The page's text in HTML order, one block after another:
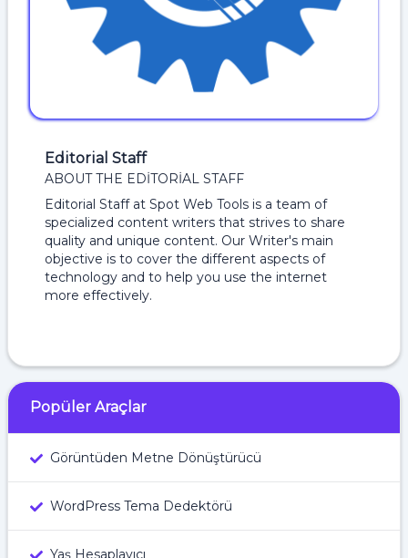
Editorial Staff
ABOUT THE EDITORIAL STAFF
Editorial Staff at Spot Web Tools is a team of
specialized content writers that strives to share
quality and unique content. Our Writer's main
objective is to cover the different aspects of
technology and to help you use the internet
more effectively.
Popüler Araçlar
Görüntüden Metne Dönüştürücü
WordPress Tema Dedektörü
Yaş Hesaplayıcı